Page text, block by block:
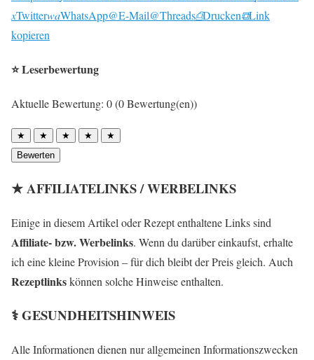
xTwitterwaWhatsApp@E-Mail@Threads⎙Drucken⧉Link
kopieren
⭐ Leserbewertung
Aktuelle Bewertung: 0 (0 Bewertung(en))
★ ★ ★ ★
★
Bewerten
★ AFFILIATELINKS / WERBELINKS
Einige in diesem Artikel oder Rezept enthaltene Links sind
Affiliate- bzw. Werbelinks. Wenn du darüber einkaufst, erhalte
ich eine kleine Provision – für dich bleibt der Preis gleich. Auch
Rezeptlinkskönnen solche Hinweise enthalten.
⚕️ GESUNDHEITSHINWEIS
Alle Informationen dienen nur allgemeinen Informationszwecken